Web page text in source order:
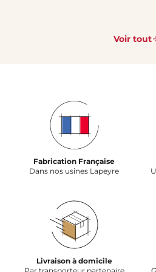
Voir tout
Fabrication Française
Dans nos usines Lapeyre
Livraison à domicile